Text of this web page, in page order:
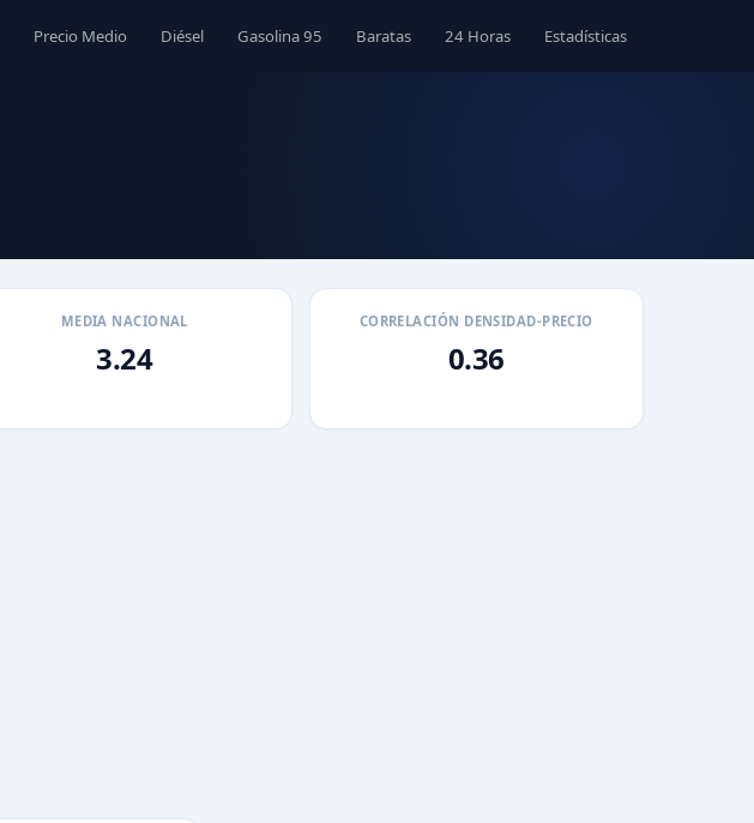
Precio Medio Diésel Gasolina 95 Baratas 24 Horas Estadísticas
MEDIA NACIONAL
3.24
CORRELACIÓN DENSIDAD-PRECIO
0.36